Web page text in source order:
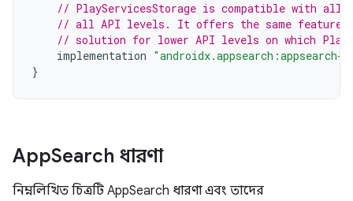
// PlayServicesStorage is compatible with all
// all API levels. It offers the same features
// solution for lower API levels on which
implementation
}
AppSearch ধারণা
নিম্নলিখিত চিত্রটি AppSearch ধারণা এবং তাদের